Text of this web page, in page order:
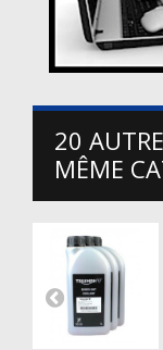
20
MÊME